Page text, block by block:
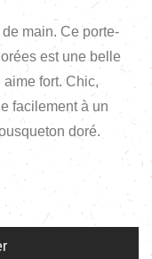
main. Ce porte-
est une belle
aime fort. Chic,
facilement à un
doré.